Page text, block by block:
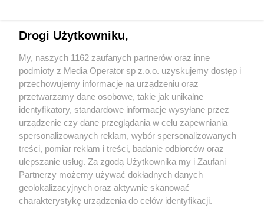
szpitala. Skala inwestycji w Megrezie imponuje
3 / 8
Remont megrez pawilon 2
Wnętrza odremontowanego pawilonu na tyłach
tyskiego szpitala Megrez (d. Wojewódzki Szpital
Specjalistyczny nr 1), marzec 2023
Wydawca mediów lokalnych
Nie zapomnij
zapoznać się z:
polityką prywatności regulamin korzystania z portali
Twojemiasto
Piekary Śląskie
Chorzów
Tarnowskie Góry
Skontakuj sięz nami
Kontakt
Wydawca
Redakcja
Drogi Użytkowniku,
My, naszych 1162 zaufanych partnerów oraz inne
podmioty z Media Operator sp z.o.o. uzyskujemy dostęp i
przechowujemy informacje na urządzeniu oraz
przetwarzamy dane osobowe, takie jak unikalne
identyfikatory, standardowe informacje wysyłane przez
urządzenie czy dane przeglądania w celu zapewniania
spersonalizowanych reklam, wybór spersonalizowanych
treści, pomiar reklam i treści, badanie odbiorców oraz
ulepszanie usług. Za zgodą Użytkownika my i Zaufani
Partnerzy możemy używać dokładnych danych
geolokalizacyjnych oraz aktywnie skanować
charakterystykę urządzenia do celów identyfikacji.